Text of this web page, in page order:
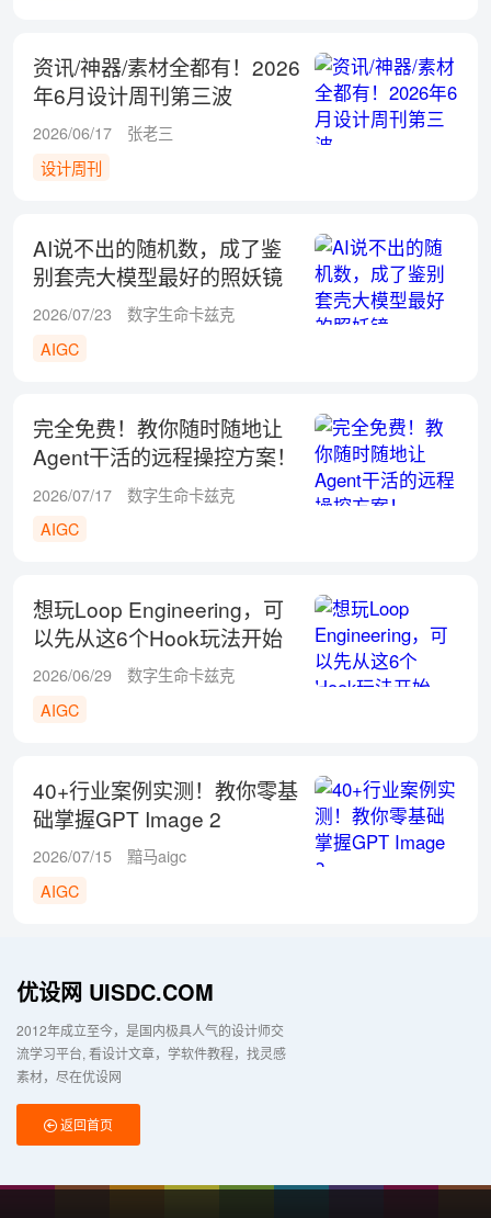
资讯/神器/素材全都有！2026
年6月设计周刊第三波
2026/06/17
张老三
设计周刊
AI说不出的随机数，成了鉴
别套壳大模型最好的照妖镜
2026/07/23
数字生命卡兹克
AIGC
完全免费！教你随时随地让
Agent干活的远程操控方案！
2026/07/17
数字生命卡兹克
AIGC
想玩Loop Engineering，可
以先从这6个Hook玩法开始
2026/06/29
数字生命卡兹克
AIGC
40+行业案例实测！教你零基
础掌握GPT Image 2
2026/07/15
黯马aigc
AIGC
优设网 UISDC.COM
2012年成立至今，是国内极具人气的设计师交
流学习平台 看设计文章，学软件教程，找灵感
素材，尽在优设网
返回首页